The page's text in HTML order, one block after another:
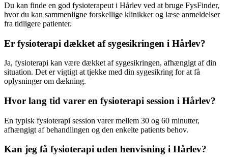
Du kan finde en god fysioterapeut i Hårlev ved at bruge FysFinder,
hvor du kan sammenligne forskellige klinikker og læse anmeldelser
fra tidligere patienter.
Er fysioterapi dækket af sygesikringen i Hårlev?
Ja, fysioterapi kan være dækket af sygesikringen, afhængigt af din
situation. Det er vigtigt at tjekke med din sygesikring for at få
oplysninger om dækning.
Hvor lang tid varer en fysioterapi session i Hårlev?
En typisk fysioterapi session varer mellem 30 og 60 minutter,
afhængigt af behandlingen og den enkelte patients behov.
Kan jeg få fysioterapi uden henvisning i Hårlev?